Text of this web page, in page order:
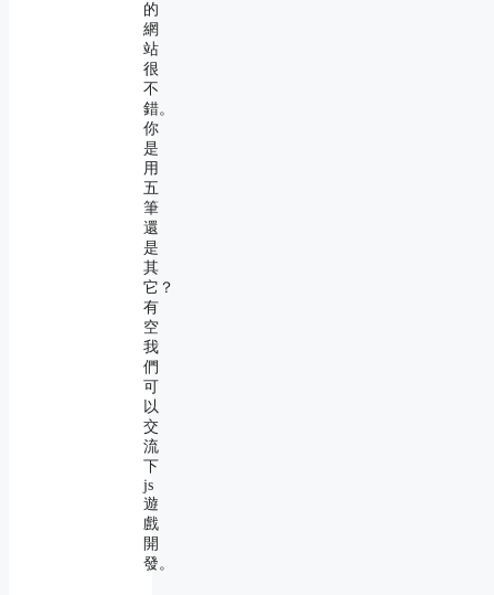
的
網
站
很
不
錯。
你
是
用
五
筆
還
是
其
它？
有
空
我
們
可
以
交
流
下
js
遊
戲
開
發。